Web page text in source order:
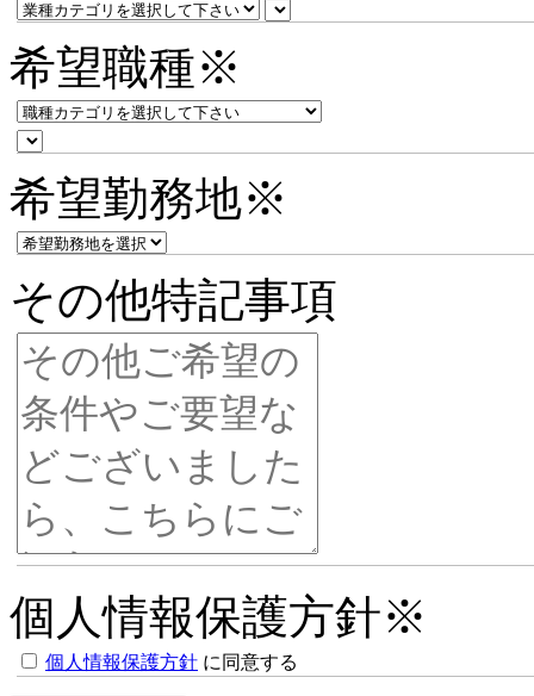
希望職種※
希望勤務地※
その他特記事項
個人情報保護方針※
個人情報保護方針 に同意する